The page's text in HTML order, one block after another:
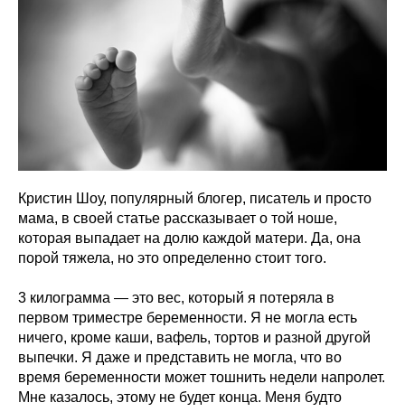
Кристин Шоу, популярный блогер, писатель и просто
мама, в своей статье рассказывает о той ноше,
которая выпадает на долю каждой матери. Да, она
порой тяжела, но это определенно стоит того.
3 килограмма — это вес, который я потеряла в
первом триместре беременности. Я не могла есть
ничего, кроме каши, вафель, тортов и разной другой
выпечки. Я даже и представить не могла, что во
время беременности может тошнить недели напролет.
Мне казалось, этому не будет конца. Меня будто